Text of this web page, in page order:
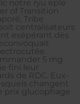
notre ryu eple
of Transition
Tribe
centralisateurs
esépérant dès
5 mg
fini leur
de RDC. Eux-
changent
prix glucophage